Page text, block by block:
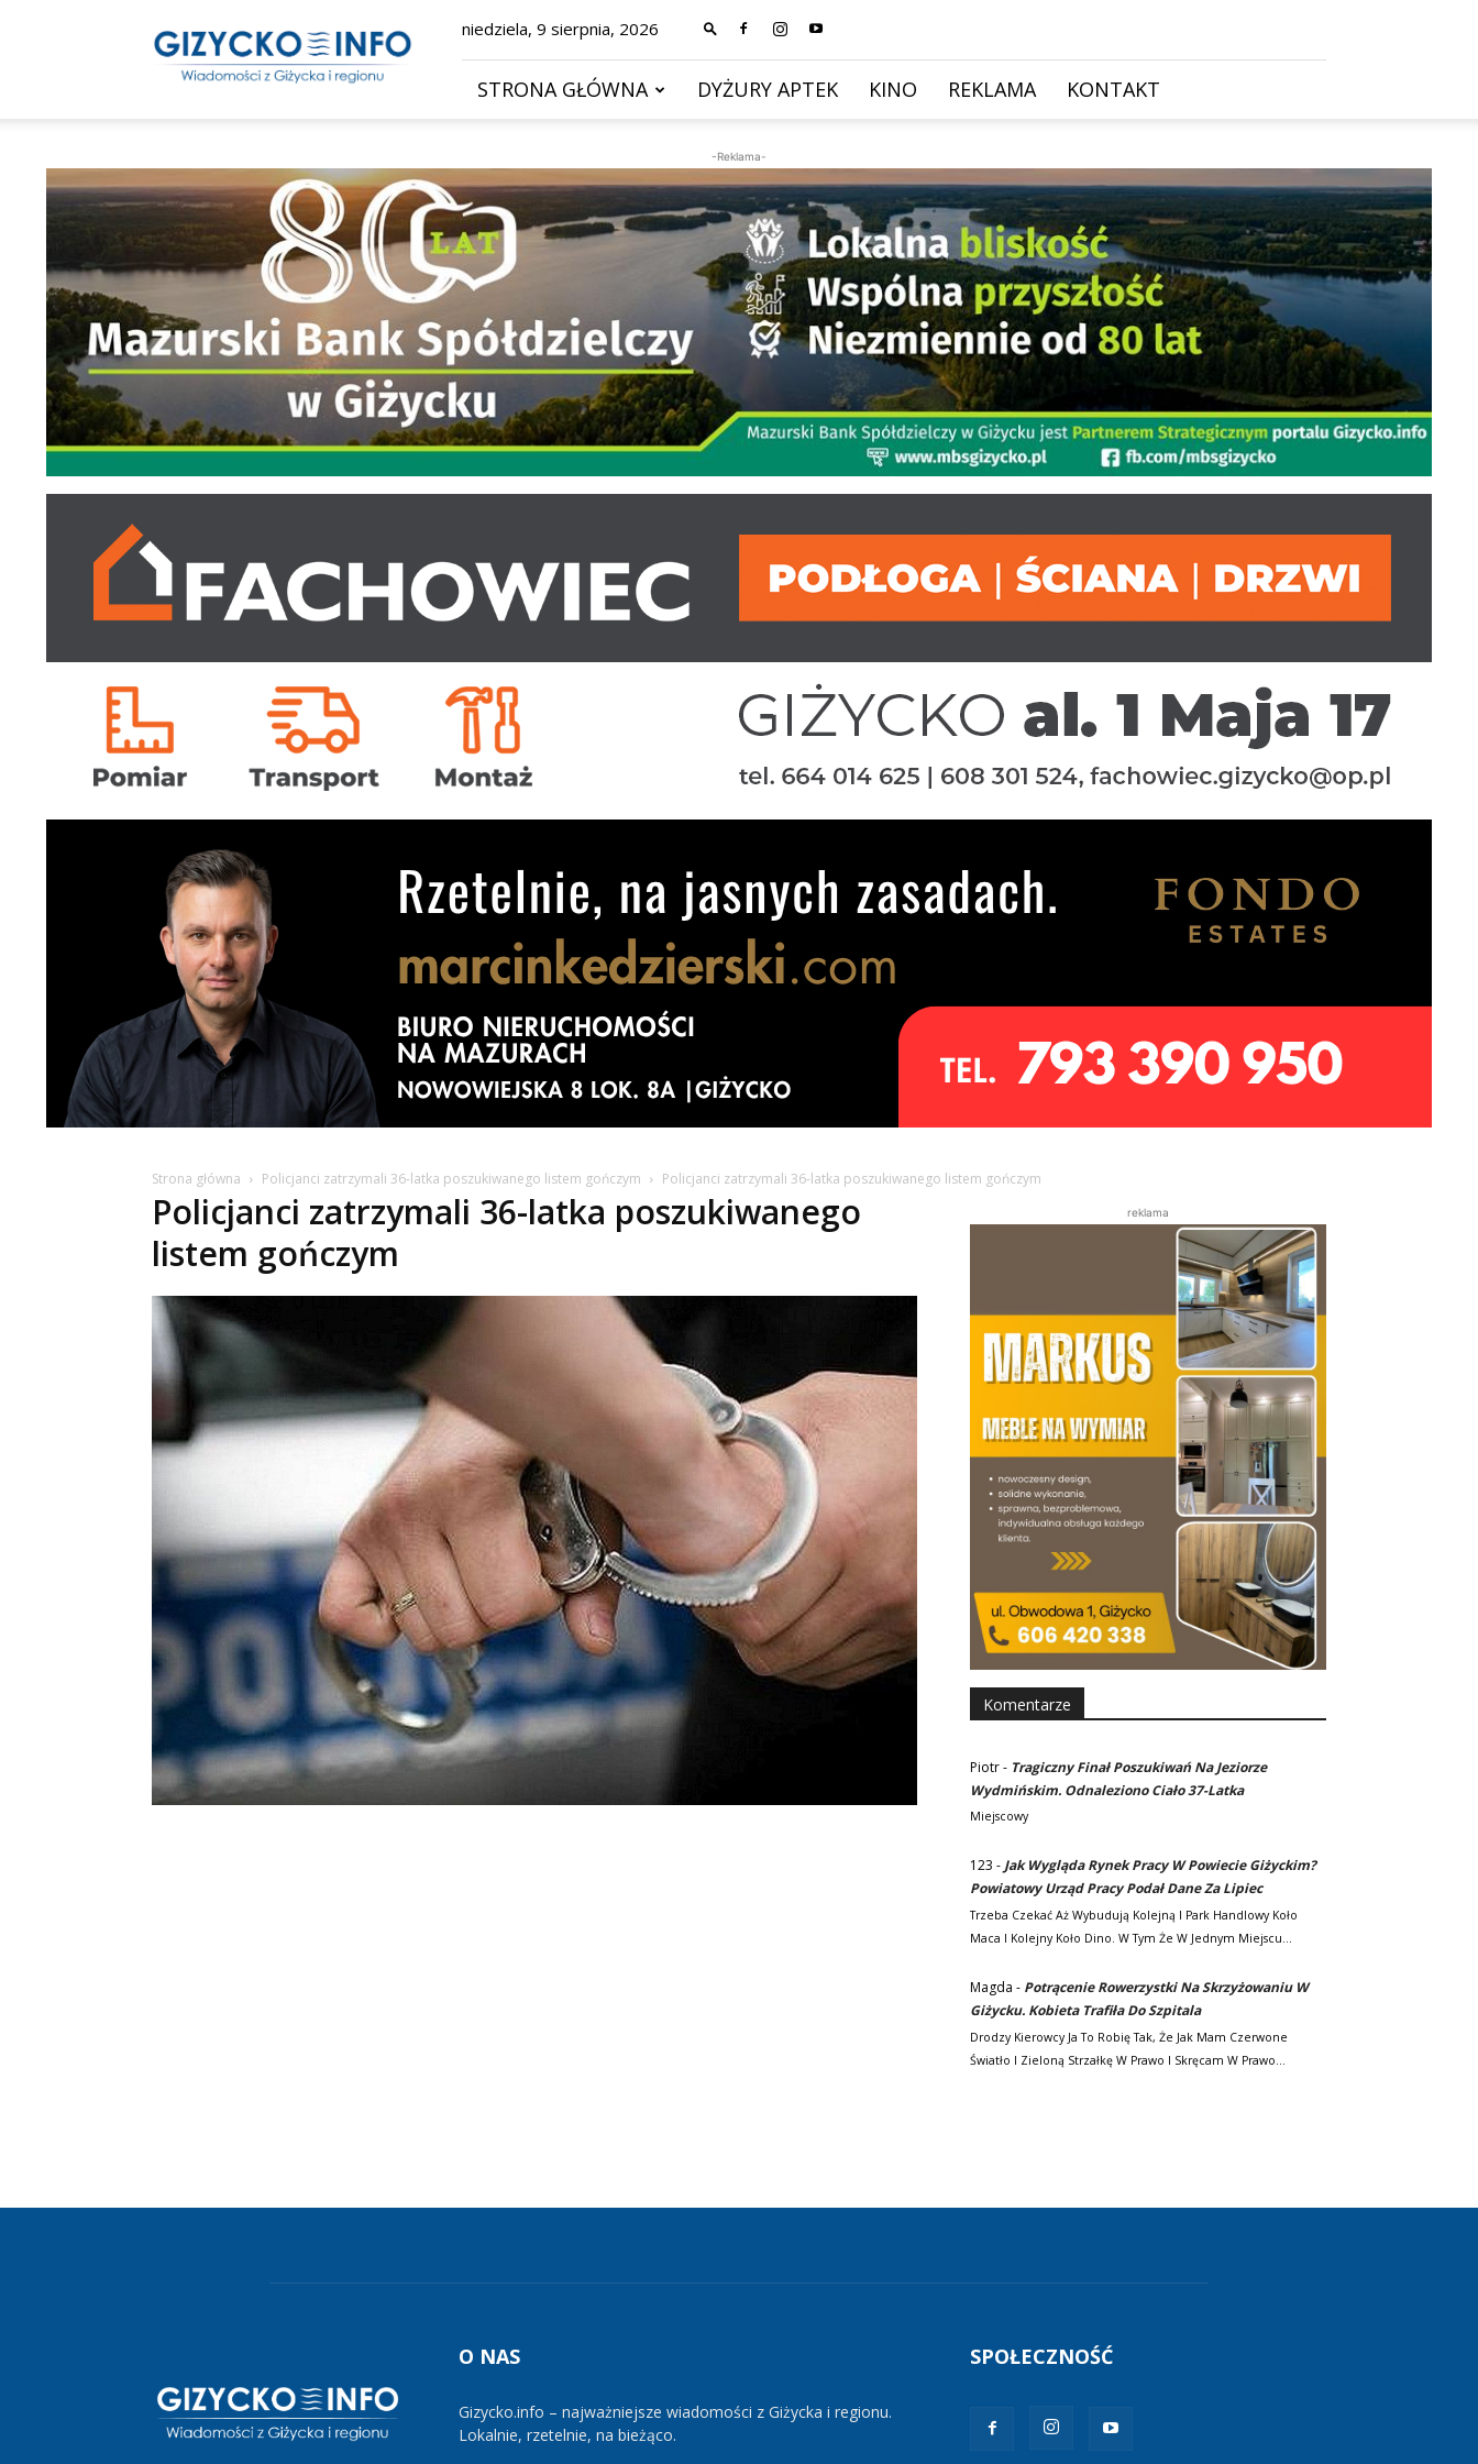
–
wiadomości
niedziela, 9 sierpnia, 2026
STRONA GŁÓWNA DYŻURY APTEK KINO REKLAMA KONTAKT
-Reklama-
Strona główna Policjanci zatrzymali 36-latka poszukiwanego listem gończym Policjanci zatrzymali 36-latka poszukiwanego listem gończym
Policjanci zatrzymali 36-latka poszukiwanego
listem gończym
reklama
Komentarze
Piotr- Tragiczny Finał Poszukiwań Na Jeziorze
Wydmińskim. Odnaleziono Ciało 37-Latka
Miejscowy
123 - Jak Wygląda Rynek Pracy W Powiecie Giżyckim?
Powiatowy Urząd Pracy Podał Dane Za Lipiec
Trzeba Czekać Aż Wybudują Kolejną I Park Handlowy Koło
Maca I Kolejny Koło Dino. W Tym Że W Jednym Miejscu…
Magda - Potrącenie Rowerzystki Na Skrzyżowaniu W
Giżycku. Kobieta Trafiła Do Szpitala
Drodzy Kierowcy Ja To Robię Tak, Że Jak Mam Czerwone
Światło I Zieloną Strzałkę W Prawo I Skręcam W Prawo…
O NAS
Gizycko.info – najważniejsze wiadomości z Giżycka i regionu.
Lokalnie, rzetelnie, na bieżąco.
SPOŁECZNOŚĆ